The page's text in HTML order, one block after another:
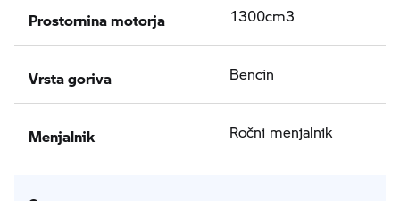
Prostornina motorja 1300cm3
Vrsta goriva Bencin
Menjalnik Ročni menjalnik